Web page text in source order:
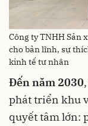
Công ty TNHH Sản
cho bản lĩnh, sự
kinh tế tư nhân
Đến năm 2030
phát triển khu
quyết tâm lớn: